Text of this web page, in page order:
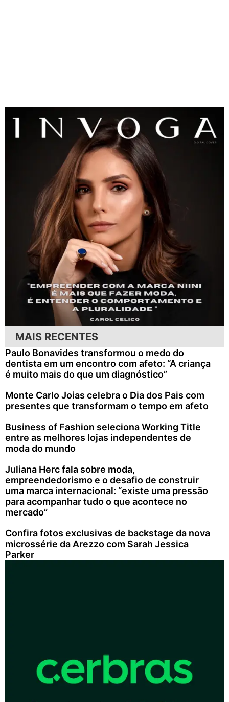
MAIS RECENTES
Paulo Bonavides transformou o medo do
dentista em um encontro com afeto: “A criança
é muito mais do que um diagnóstico”
Monte Carlo Joias celebra o Dia dos Pais com
presentes que transformam o tempo em afeto
Business of Fashion seleciona Working Title
entre as melhores lojas independentes de
moda do mundo
Juliana Herc fala sobre moda,
empreendedorismo e o desafio de construir
uma marca internacional: “existe uma pressão
para acompanhar tudo o que acontece no
mercado”
Confira fotos exclusivas de backstage da nova
microssérie da Arezzo com Sarah Jessica
Parker